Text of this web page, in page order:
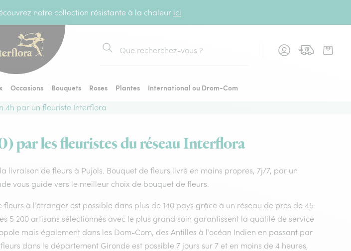
notre collection résistante à la chaleur ici
Rechercher
Occasions Bouquets Roses Plantes
International ou Drom-Com
4h par un fleuriste Interflora
par les fleuristes du réseau Interflora
livraison de fleurs à Pujols. Bouquet de fleurs livré en mains propres, 7j/7, par un
vous guide vers le meilleur choix de bouquet de fleurs.
à l’étranger est possible dans plus de 140 pays grâce à un réseau de près de 45
5 200 artisans sélectionnés avec le plus grand soin garantissent la qualité de service
mais également dans les Dom-Com, des Antilles à l’océan Indien en passant par
dans le département Gironde est possible 7 jours sur 7 et en moins de 4 heures,